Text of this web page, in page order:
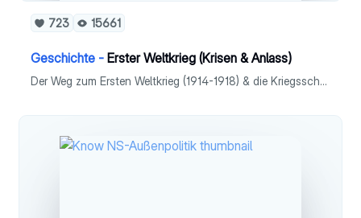
723 15661
Geschichte - Erster Weltkrieg (Krisen & Anlass)
Der Weg zum Ersten Weltkrieg (1914-1918) & die Kriegsschuldfrage - Ursachen - Anlass - Marokkokrise 1905 / 1911 - Balkankrise 1908 / 1912 - Balkankrieg - Julikrise 1914 - Bismarcks Bündnissystem - Kriegsschuldfrage